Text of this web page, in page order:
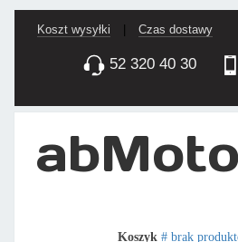
Koszt wysyłki Czas dostawy
52 320 40 30
Koszyk # brak